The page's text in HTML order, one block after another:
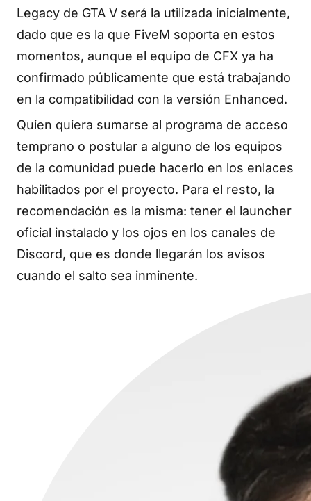
Legacy de GTA V será la utilizada inicialmente,
dado que es la que FiveM soporta en estos
momentos, aunque el equipo de CFX ya ha
confirmado públicamente que está trabajando
en la compatibilidad con la versión Enhanced.
Quien quiera sumarse al programa de acceso
temprano o postular a alguno de los equipos
de la comunidad puede hacerlo en los enlaces
habilitados por el proyecto. Para el resto, la
recomendación es la misma: tener el launcher
oficial instalado y los ojos en los canales de
Discord, que es donde llegarán los avisos
cuando el salto sea inminente.